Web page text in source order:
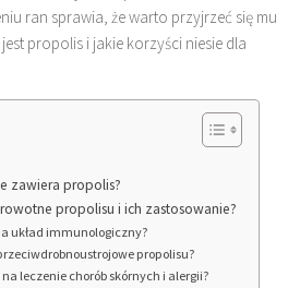
ran sprawia, że warto przyjrzeć się mu
propolis i jakie korzyści niesie dla
zawiera propolis?
propolisu i ich zastosowanie?
układ immunologiczny?
propolisu?
leczenie chorób skórnych i alergii?